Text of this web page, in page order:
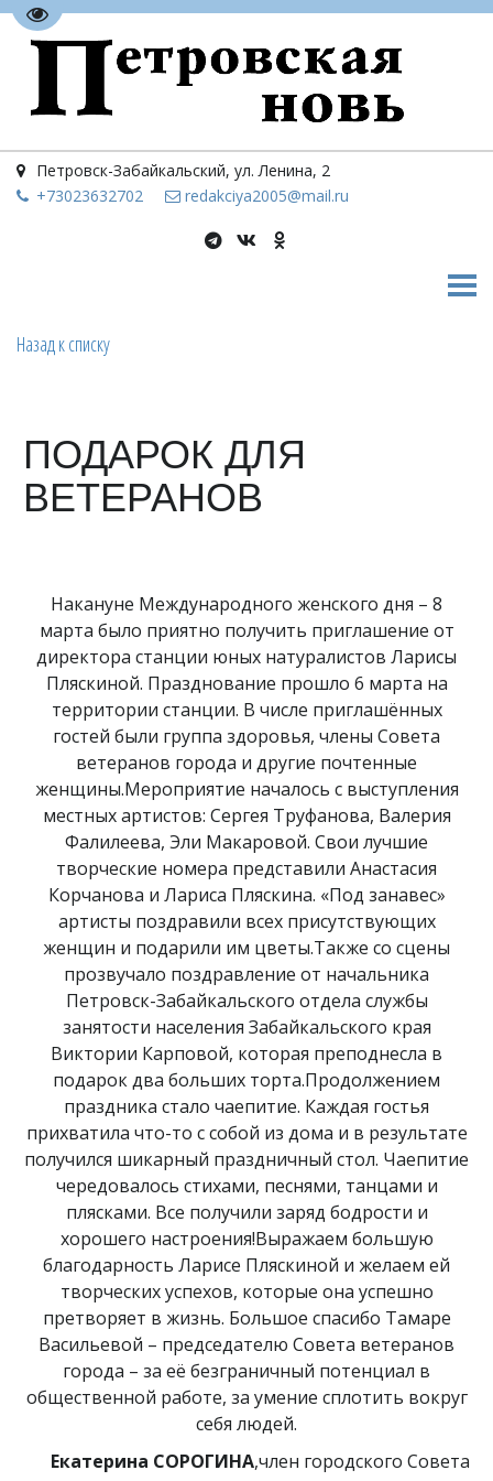
Перейти на версию для слабовидящих
Петровск-Забайкальский, ул. Ленина, 2
+73023632702 redakciya2005@mail.ru
Назад к списку
ПОДАРОК ДЛЯ
ВЕТЕРАНОВ
Накануне Международного женского дня – 8
марта было приятно получить приглашение от
директора станции юных натуралистов Ларисы
Пляскиной. Празднование прошло 6 марта на
территории станции. В числе приглашённых
гостей были группа здоровья, члены Совета
ветеранов города и другие почтенные
женщины.Мероприятие началось с выступления
местных артистов: Сергея Труфанова, Валерия
Фалилеева, Эли Макаровой. Свои лучшие
творческие номера представили Анастасия
Корчанова и Лариса Пляскина. «Под занавес»
артисты поздравили всех присутствующих
женщин и подарили им цветы.Также со сцены
прозвучало поздравление от начальника
Петровск-Забайкальского отдела службы
занятости населения Забайкальского края
Виктории Карповой, которая преподнесла в
подарок два больших торта.Продолжением
праздника стало чаепитие. Каждая гостья
прихватила что-то с собой из дома и в результате
получился шикарный праздничный стол. Чаепитие
чередовалось стихами, песнями, танцами и
плясками. Все получили заряд бодрости и
хорошего настроения!Выражаем большую
благодарность Ларисе Пляскиной и желаем ей
творческих успехов, которые она успешно
претворяет в жизнь. Большое спасибо Тамаре
Васильевой – председателю Совета ветеранов
города – за её безграничный потенциал в
общественной работе, за умение сплотить вокруг
себя людей.
Екатерина СОРОГИНА,член городского Совета